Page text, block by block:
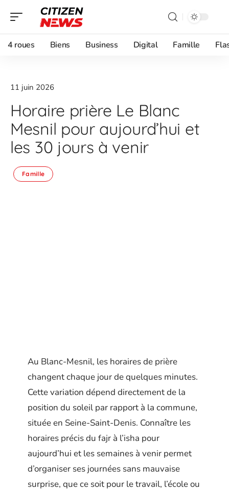
4 roues Biens Business Digital Famille
11 juin 2026
Horaire prière Le Blanc
Mesnil pour aujourd’hui et
les 30 jours à venir
Famille
Au Blanc-Mesnil, les horaires de prière
changent chaque jour de quelques minutes.
Cette variation dépend directement de la
position du soleil par rapport à la commune,
située en Seine-Saint-Denis. Connaître les
horaires précis du fajr à l’isha pour
aujourd’hui et les semaines à venir permet
d’organiser ses journées sans mauvaise
surprise, que ce soit pour le travail, l’école ou